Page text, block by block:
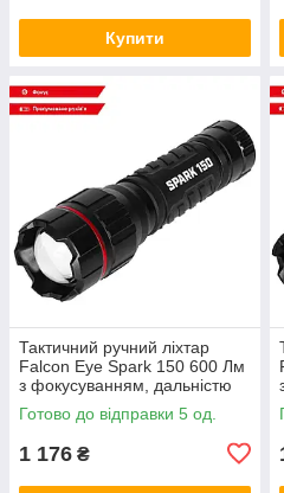
Купити
Тактичний ручний ліхтар
Falcon Eye Spark 150 600 Лм
з фокусуванням, дальністю
300 м і живленням 3×AAA,
чорний
Готово до відправки 5 од.
1 176 ₴